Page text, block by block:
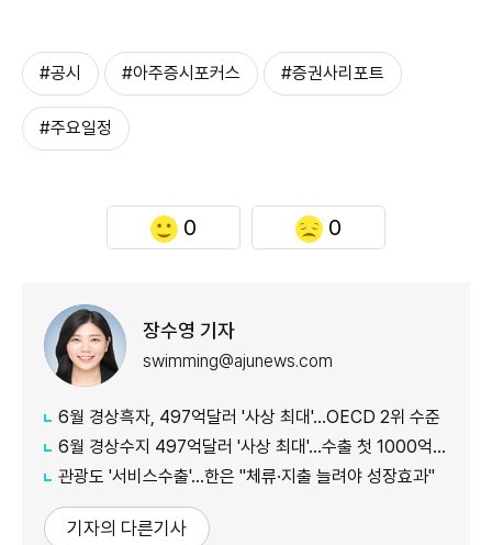
#공시 #아주증시포커스 #증권사리포트
#주요일정
0 0
장수영 기자
swimming@ajunews.com
6월 경상흑자, 497억달러 '사상 최대'…OECD 2위 수준
6월 경상수지 497억달러 '사상 최대'…수출 첫 1000억달러 돌파
관광도 '서비스수출'…한은 "체류·지출 늘려야 성장효과"
기자의 다른기사